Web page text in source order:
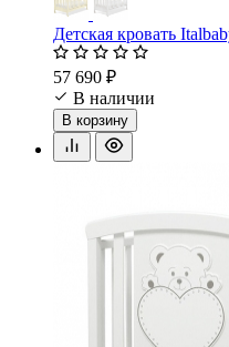
Детская кровать
57 690 ₽
В наличии
В корзину